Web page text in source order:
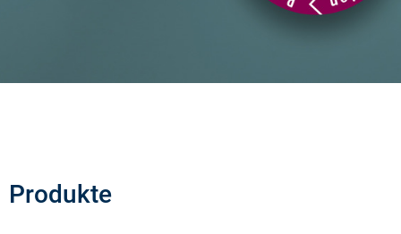
Produkte